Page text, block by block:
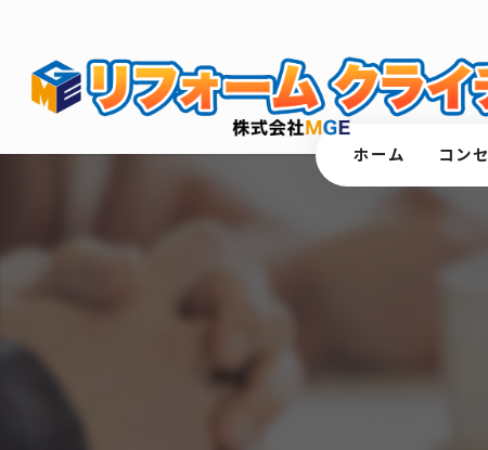
ホーム コン